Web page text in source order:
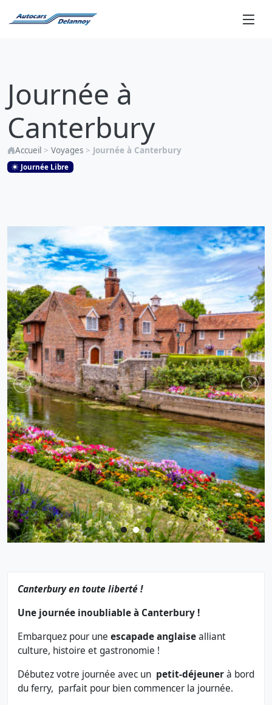
Canterbury
Journée à
Canterbury
Accueil > Voyages > Journée à Canterbury
Journée Libre
Canterbury en toute liberté !
Une journée inoubliable à Canterbury !
Embarquez pour une escapade anglaisealliant
culture, histoire et gastronomie !
Débutez votre journée avec un petit-déjeunerà bord
du ferry, parfait pour bien commencer la journée.